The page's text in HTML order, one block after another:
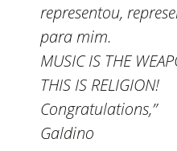
representou,
para mim.
MUSIC IS THE
THIS IS RELIGION!
Congratulations,”
Galdino